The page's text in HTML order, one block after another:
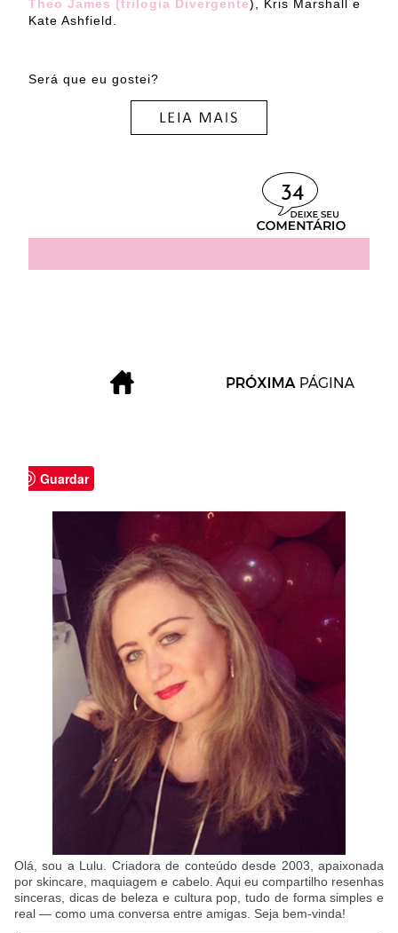
Theo James (trilogia Divergente), Kris Marshall e
Kate Ashfield.
Será que eu gostei?
34
Guardar
Olá, sou a Lulu. Criadora de conteúdo desde 2003, apaixonada
por skincare, maquiagem e cabelo. Aqui eu compartilho resenhas
sinceras, dicas de beleza e cultura pop, tudo de forma simples e
real — como uma conversa entre amigas. Seja bem-vinda!